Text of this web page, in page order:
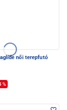
női terepfutó
%